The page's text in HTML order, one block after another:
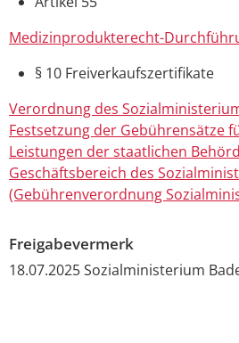
Medizinprodukterecht-
§ 10 Freiverkaufszertifikate
Verordnung des
Festsetzung der Gebührensätze
Leistungen der staatlichen
Geschäftsbereich des
(Gebührenverordnung
Freigabevermerk
18.07.2025 Sozialministerium